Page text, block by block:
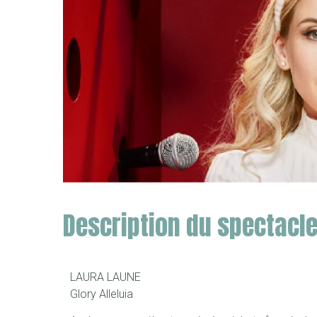
Description du spectacle
LAURA LAUNE
Glory Alleluia